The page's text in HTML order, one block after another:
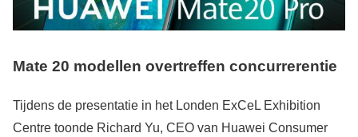
Mate 20 modellen overtreffen concurrerentie
Tijdens de presentatie in het Londen ExCeL Exhibition
Centre toonde Richard Yu, CEO van Huawei Consumer